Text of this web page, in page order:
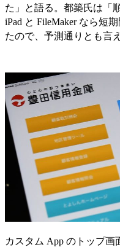
た」と語る。都築氏は「
iPad と FileMaker なら短
たので、予測通りとも言
カスタム App のトップ画